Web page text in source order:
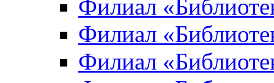
Филиал
Филиал
Филиал